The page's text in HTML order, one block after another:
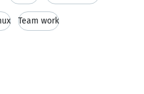
Team work